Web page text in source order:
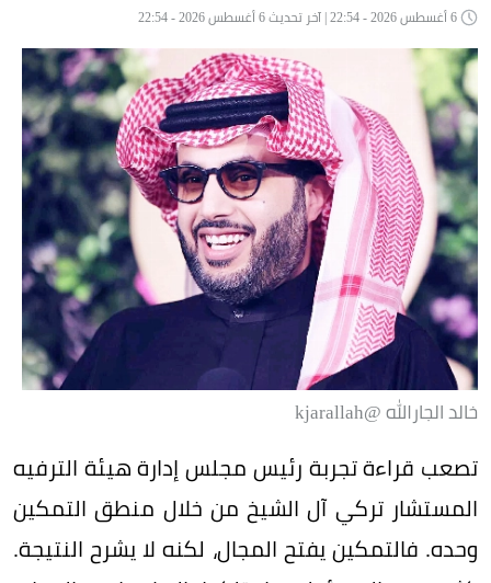
خالد الجارالله @kjarallah
تصعب قراءة تجربة رئيس مجلس إدارة هيئة الترفيه
المستشار تركي آل الشيخ من خلال منطق التمكين
وحده. فالتمكين يفتح المجال، لكنه لا يشرح النتيجة.